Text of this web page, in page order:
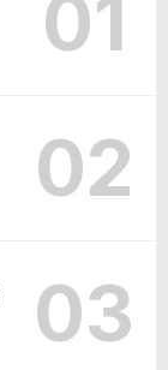
01
02
03